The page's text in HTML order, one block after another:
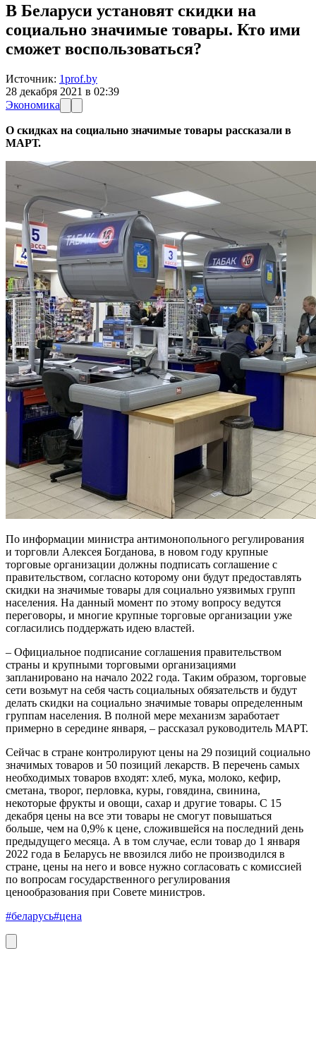
В Беларуси установят скидки на
социально значимые товары. Кто ими
сможет воспользоваться?
Источник: 1prof.by
28 декабря 2021 в 02:39
Экономика
О скидках на социально значимые товары рассказали в
МАРТ.
По информации министра антимонопольного регулирования
и торговли Алексея Богданова, в новом году крупные
торговые организации должны подписать соглашение с
правительством, согласно которому они будут предоставлять
скидки на значимые товары для социально уязвимых групп
населения. На данный момент по этому вопросу ведутся
переговоры, и многие крупные торговые организации уже
согласились поддержать идею властей.
– Официальное подписание соглашения правительством
страны и крупными торговыми организациями
запланировано на начало 2022 года. Таким образом, торговые
сети возьмут на себя часть социальных обязательств и будут
делать скидки на социально значимые товары определенным
группам населения. В полной мере механизм заработает
примерно в середине января, – рассказал руководитель МАРТ.
Сейчас в стране контролируют цены на 29 позиций социально
значимых товаров и 50 позиций лекарств. В перечень самых
необходимых товаров входят: хлеб, мука, молоко, кефир,
сметана, творог, перловка, куры, говядина, свинина,
некоторые фрукты и овощи, сахар и другие товары. С 15
декабря цены на все эти товары не смогут повышаться
больше, чем на 0,9% к цене, сложившейся на последний день
предыдущего месяца. А в том случае, если товар до 1 января
2022 года в Беларусь не ввозился либо не производился в
стране, цены на него и вовсе нужно согласовать с комиссией
по вопросам государственного регулирования
ценообразования при Совете министров.
#беларусь#цена